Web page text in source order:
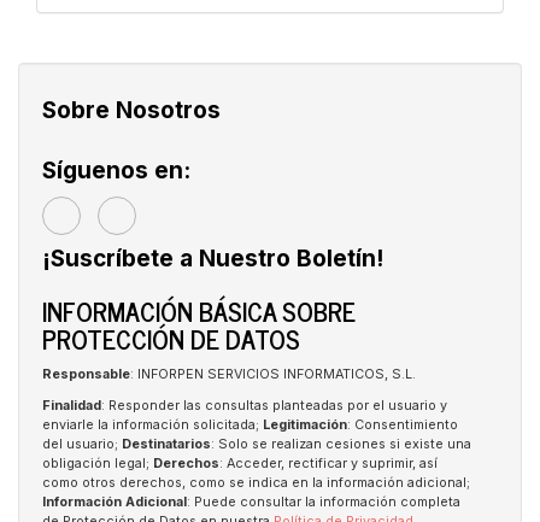
Sobre Nosotros
Síguenos en:
¡Suscríbete a Nuestro Boletín!
INFORMACIÓN BÁSICA SOBRE
PROTECCIÓN DE DATOS
Responsable: INFORPEN SERVICIOS INFORMATICOS, S.L.
Finalidad : Responder las consultas planteadas por el usuario y
enviarle la información solicitada; Legitimación: Consentimiento
del usuario; Destinatarios: Solo se realizan cesiones si existe una
obligación legal; Derechos: Acceder, rectificar y suprimir, así
como otros derechos, como se indica en la información adicional;
Información Adicional : Puede consultar la información completa